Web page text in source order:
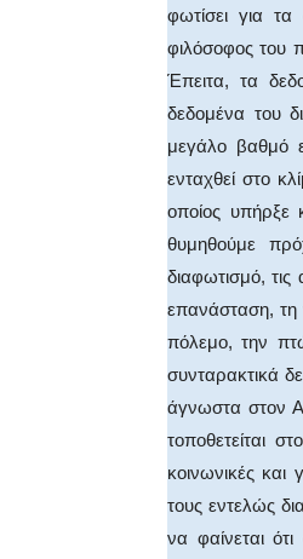
φωτίσει για
φιλόσοφος του
Έπειτα, τα
δεδομένα του
μεγάλο βαθμό
ενταχθεί στο
οποίος υπήρξε
θυμηθούμε
διαφωτισμό,
επανάσταση, τη
πόλεμο, την
συνταρακτικά
άγνωστα στον
τοποθετείται
κοινωνικές και
τους εντελώς
να φαίνεται